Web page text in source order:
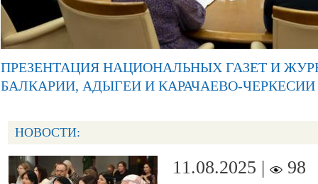
ПРЕЗЕНТАЦИЯ НАЦИОНАЛЬНЫХ ГАЗЕТ И
БАЛКАРИИ, АДЫГЕИ И КАРАЧАЕВО-
НОВОСТИ:
11.08.2025 | 98